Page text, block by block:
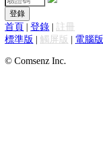
登錄
首頁 | 登錄 | 註冊
標準版 | 觸屏版 | 電腦版
© Comsenz Inc.